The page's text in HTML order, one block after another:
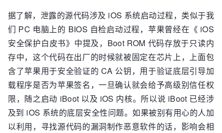
据了解，泄露的源代码涉及 iOS 系统启动过程，类似于我
们 PC 电脑上的 BIOS 自检启动过程，苹果曾经在《 iOS
安全保护白皮书》中提及，Boot ROM 代码存放于只读内
存中，这个代码在出厂的时候就被固定在芯片上，上面包
含了苹果用于安全验证的 CA 公钥，用于验证底层引导加
载程序是否为苹果签名，一旦确认就会给予高级别信任权
限，随之启动 iBoot 以及 iOS 内核。所以说 iBoot 已经涉
及到 iOS 系统的底层安全性问题。如果被别有用心的人加
以利用，寻找源代码的漏洞制作恶意软件的话，影响会相